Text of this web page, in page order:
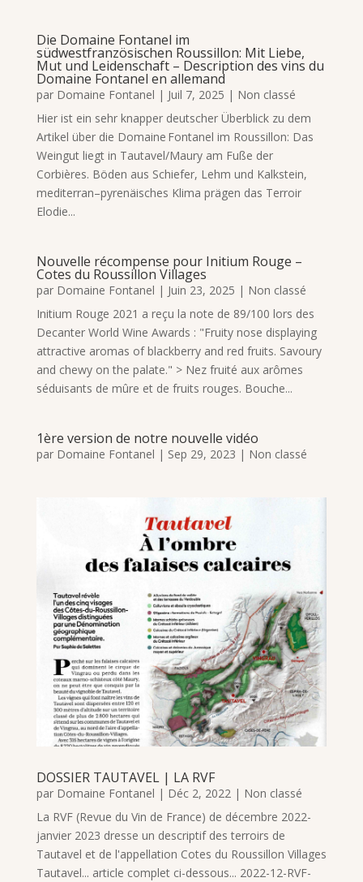
Die Domaine Fontanel im
südwestfranzösischen Roussillon: Mit Liebe,
Mut und Leidenschaft – Description des vins du
Domaine Fontanel en allemand
par Domaine Fontanel | Juil 7, 2025 | Non classé
Hier ist ein sehr knapper deutscher Überblick zu dem
Artikel über die Domaine Fontanel im Roussillon: Das
Weingut liegt in Tautavel/Maury am Fuße der
Corbières. Böden aus Schiefer, Lehm und Kalkstein,
mediterran–pyrenäisches Klima prägen das Terroir
Elodie...
Nouvelle récompense pour Initium Rouge –
Cotes du Roussillon Villages
par Domaine Fontanel | Juin 23, 2025 | Non classé
Initium Rouge 2021 a reçu la note de 89/100 lors des
Decanter World Wine Awards : "Fruity nose displaying
attractive aromas of blackberry and red fruits. Savoury
and chewy on the palate." > Nez fruité aux arômes
séduisants de mûre et de fruits rouges. Bouche...
1ère version de notre nouvelle vidéo
par Domaine Fontanel | Sep 29, 2023 | Non classé
DOSSIER TAUTAVEL | LA RVF
par Domaine Fontanel | Déc 2, 2022| Non classé
La RVF (Revue du Vin de France) de décembre 2022-
janvier 2023 dresse un descriptif des terroirs de
Tautavel et de l'appellation Cotes du Roussillon Villages
Tautavel... article complet ci-dessous... 2022-12-RVF-